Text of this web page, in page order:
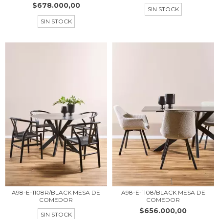
$678.000,00
SIN STOCK
SIN STOCK
A98-E-1108R/BLACK MESA DE
COMEDOR
SIN STOCK
A98-E-1108/BLACK MESA DE
COMEDOR
$656.000,00